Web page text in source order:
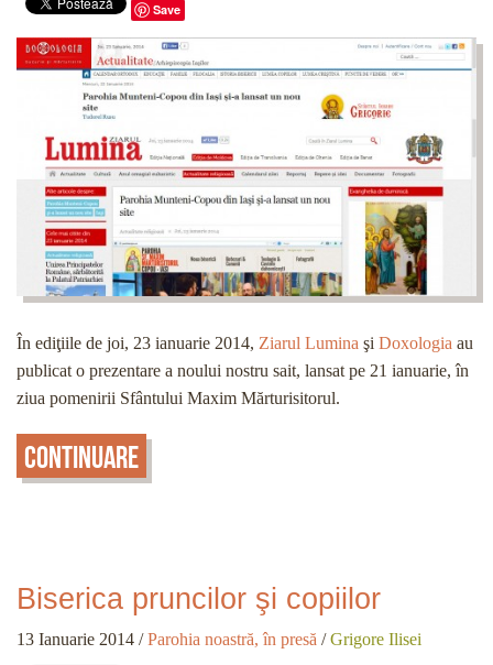
Save
În ediţiile de joi, 23 ianuarie 2014, Ziarul Lumina şi Doxologia au
publicat o prezentare a noului nostru sait, lansat pe 21 ianuarie, în
ziua pomenirii Sfântului Maxim Mărturisitorul.
Continuare
Biserica pruncilor şi copiilor
13 Ianuarie 2014 /Parohia noastră, în presă /Grigore Ilisei